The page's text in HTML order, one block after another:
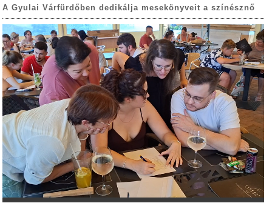
A Gyulai Várfürdőben dedikálja mesekönyveit a színésznő